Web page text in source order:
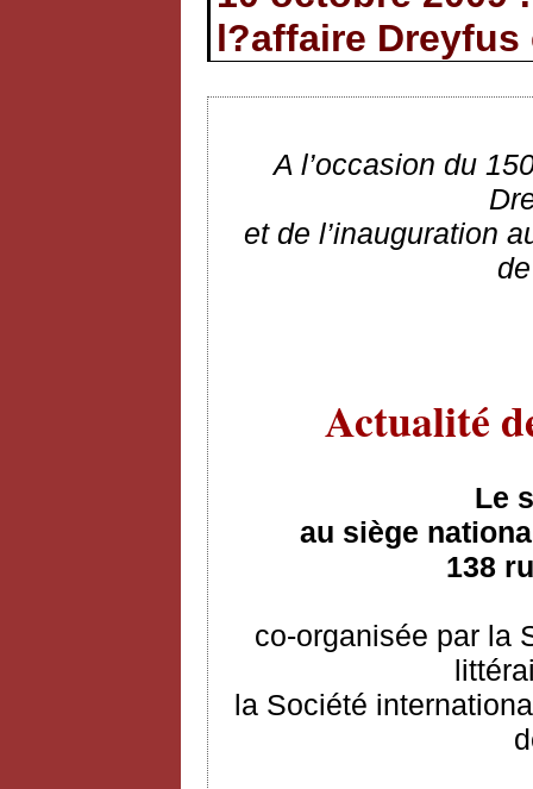
l?affaire Dreyfus
A l’occasion du
et de l’inauguration
Actualité
Le
au siège
138
co-organisée par la
la Société